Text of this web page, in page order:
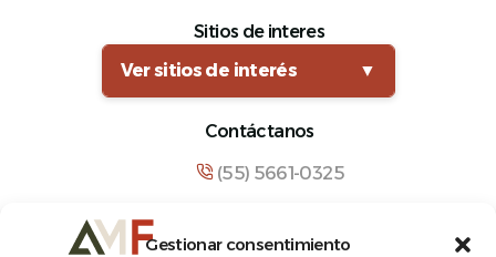
Gestionar consentimiento
Sitios de interes
Ver sitios de interés
▼
Contáctanos
(55) 5661-0325